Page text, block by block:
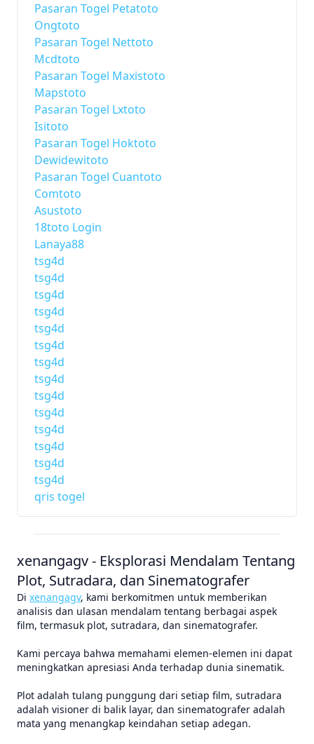
Pasaran Togel Petatoto
Ongtoto
Pasaran Togel Nettoto
Mcdtoto
Pasaran Togel Maxistoto
Mapstoto
Pasaran Togel Lxtoto
Isitoto
Pasaran Togel Hoktoto
Dewidewitoto
Pasaran Togel Cuantoto
Comtoto
Asustoto
18toto Login
Lanaya88
tsg4d
tsg4d
tsg4d
tsg4d
tsg4d
tsg4d
tsg4d
tsg4d
tsg4d
tsg4d
tsg4d
tsg4d
tsg4d
tsg4d
qris togel
xenangagv - Eksplorasi Mendalam Tentang
Plot, Sutradara, dan Sinematografer
Di xenangagv, kami berkomitmen untuk memberikan
analisis dan ulasan mendalam tentang berbagai aspek
film, termasuk plot, sutradara, dan sinematografer.
Kami percaya bahwa memahami elemen-elemen ini dapat
meningkatkan apresiasi Anda terhadap dunia sinematik.
Plot adalah tulang punggung dari setiap film, sutradara
adalah visioner di balik layar, dan sinematografer adalah
mata yang menangkap keindahan setiap adegan.